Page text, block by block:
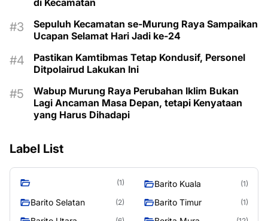
di Kecamatan
Sepuluh Kecamatan se-Murung Raya Sampaikan
Ucapan Selamat Hari Jadi ke-24
Pastikan Kamtibmas Tetap Kondusif, Personel
Ditpolairud Lakukan Ini
Wabup Murung Raya Perubahan Iklim Bukan
Lagi Ancaman Masa Depan, tetapi Kenyataan
yang Harus Dihadapi
Label List
(1) Barito Kuala (1)
Barito Selatan (2) Barito Timur (1)